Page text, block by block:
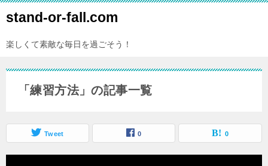
stand-or-fall.com
楽しくて素敵な毎日を過ごそう！
「練習方法」の記事一覧
Tweet 0 0